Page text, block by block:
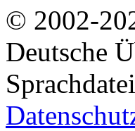
© 2002-
Deutsche